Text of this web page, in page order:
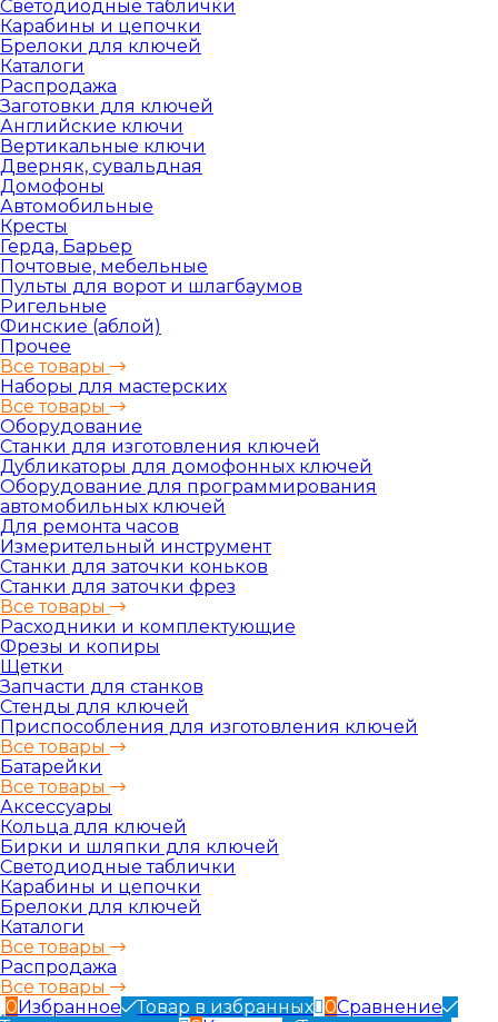
Светодиодные таблички
Карабины и цепочки
Брелоки для ключей
Каталоги
Распродажа
Заготовки для ключей
Английские ключи
Вертикальные ключи
Дверняк, сувальдная
Домофоны
Автомобильные
Кресты
Герда, Барьер
Почтовые, мебельные
Пульты для ворот и шлагбаумов
Ригельные
Финские (аблой)
Прочее
Все товары
Наборы для мастерских
Все товары
Оборудование
Станки для изготовления ключей
Дубликаторы для домофонных ключей
Оборудование для программирования
автомобильных ключей
Для ремонта часов
Измерительный инструмент
Станки для заточки коньков
Станки для заточки фрез
Все товары
Расходники и комплектующие
Фрезы и копиры
Щетки
Запчасти для станков
Стенды для ключей
Приспособления для изготовления ключей
Все товары
Батарейки
Все товары
Аксессуары
Кольца для ключей
Бирки и шляпки для ключей
Светодиодные таблички
Карабины и цепочки
Брелоки для ключей
Каталоги
Все товары
Распродажа
Все товары
0 Избранное Товар в избранных 0Сравнение